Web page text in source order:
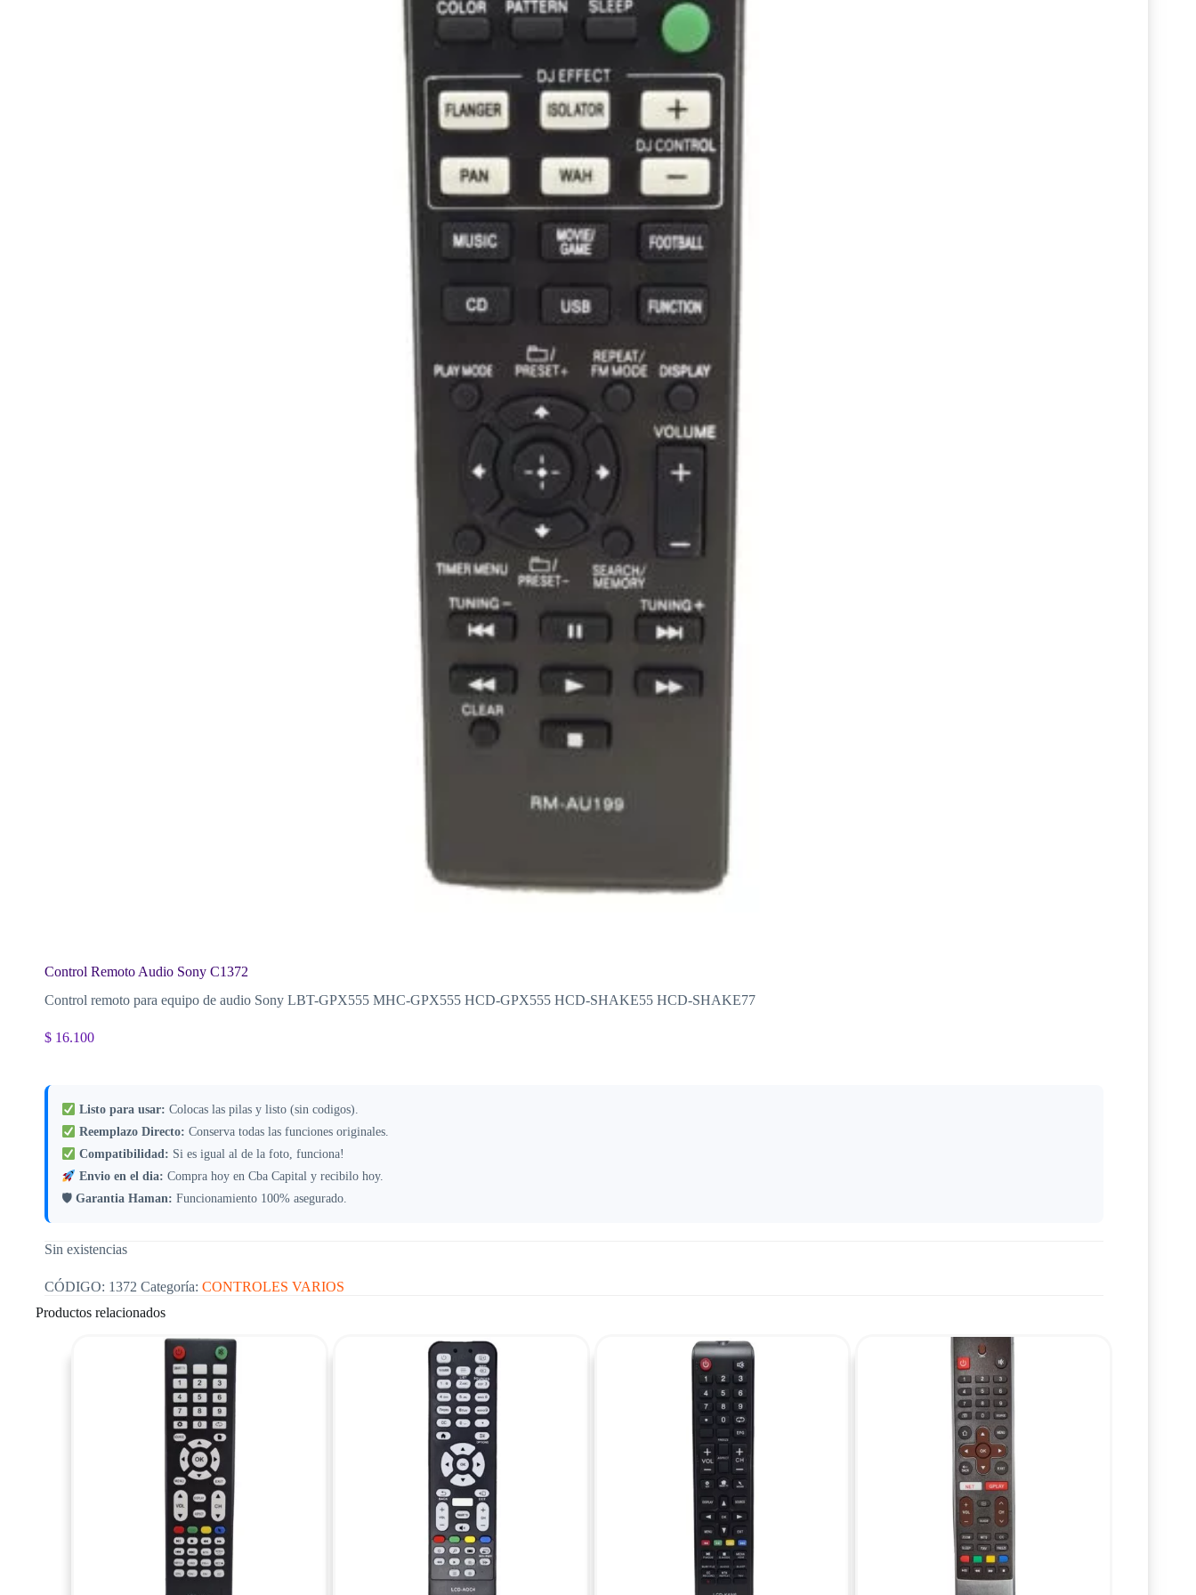
Control Remoto Audio Sony C1372
Control remoto para equipo de audio Sony LBT-GPX555 MHC-GPX555 HCD-GPX555 HCD-SHAKE55 HCD-SHAKE77
$ 16.100
Listo para usar: Colocas las pilas y listo (sin codigos).
Reemplazo Directo: Conserva todas las funciones originales.
Compatibilidad: Si es igual al de la foto, funciona!
Envio en el dia: Compra hoy en Cba Capital y recibilo hoy.
🛡 Garantia Haman: Funcionamiento 100% asegurado.
Sin existencias
CÓDIGO: 1372 Categoría: CONTROLES VARIOS
Productos relacionados